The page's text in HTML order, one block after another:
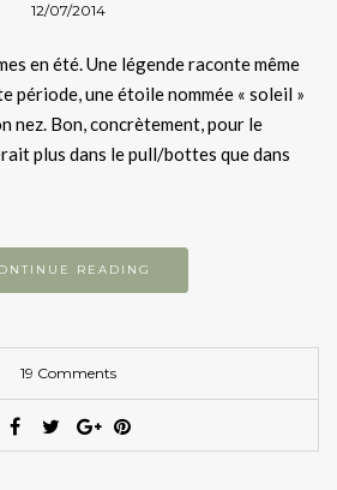
12/07/2014
en été. Une légende raconte même
période, une étoile nommée « soleil »
nez. Bon, concrètement, pour le
plus dans le pull/bottes que dans
READING
19 Comments